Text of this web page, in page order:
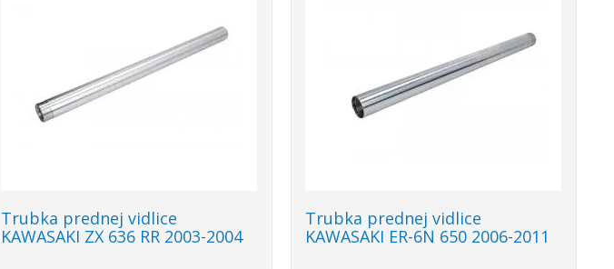
Trubka prednej vidlice
KAWASAKI ZX 636 RR 2003-2004
Trubka prednej vidlice
KAWASAKI ER-6N 650 2006-2011